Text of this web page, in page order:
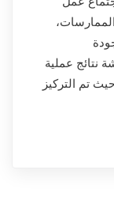
نتائج عملية
تم التركيز